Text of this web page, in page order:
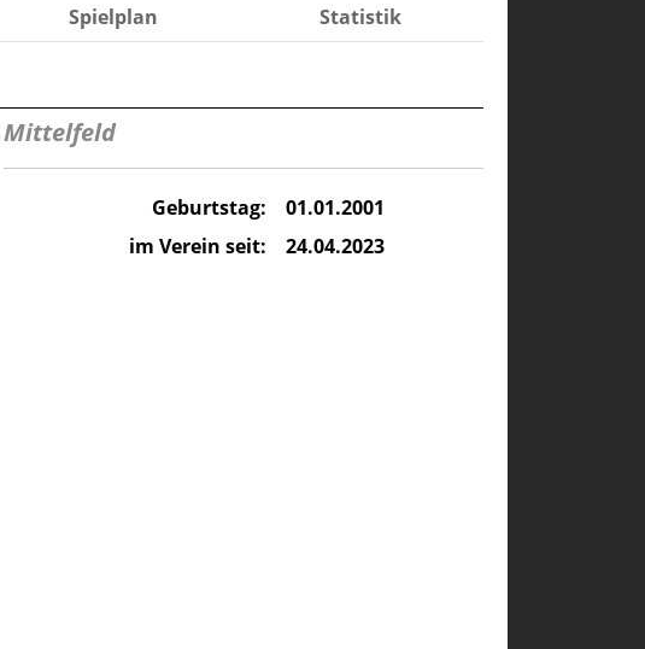
Spielplan Statistik
Mittelfeld
Geburtstag:
01.01.2001
im Verein seit:
24.04.2023